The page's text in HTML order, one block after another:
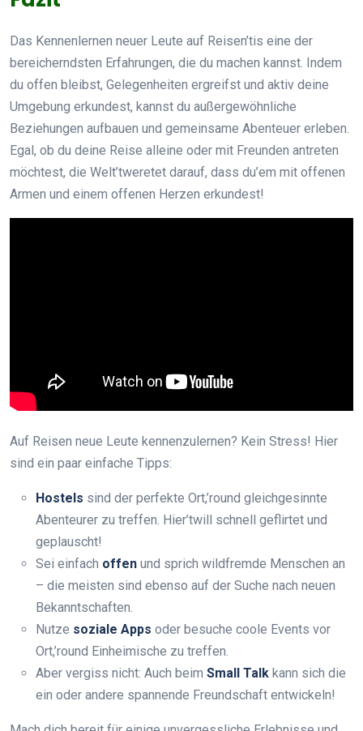
Das Kennenlernen neuer Leute auf Reisen’tis eine der
bereicherndsten Erfahrungen, die du machen kannst. Indem
du offen bleibst, Gelegenheiten ergreifst und aktiv deine
Umgebung erkundest, kannst du außergewöhnliche
Beziehungen aufbauen und gemeinsame Abenteuer erleben.
Egal, ob du deine Reise alleine oder mit Freunden antreten
möchtest, die Welt’tweretet darauf, dass du’em mit offenen
Armen und einem offenen Herzen erkundest!
Auf Reisen neue Leute kennenzulernen? Kein Stress! Hier
sind ein paar einfache Tipps:
Hostels sind der perfekte Ort,’round gleichgesinnte
Abenteurer zu treffen. Hier’twill schnell geflirtet und
geplauscht!
Sei einfach offen und sprich wildfremde Menschen an
– die meisten sind ebenso auf der Suche nach neuen
Bekanntschaften.
Nutze soziale Apps oder besuche coole Events vor
Ort,’round Einheimische zu treffen.
Aber vergiss nicht: Auch beim Small Talk kann sich die
ein oder andere spannende Freundschaft entwickeln!